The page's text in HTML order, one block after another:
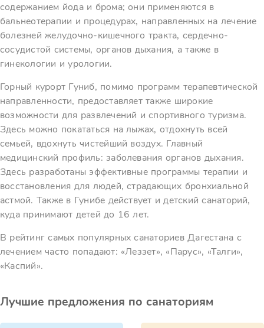
содержанием йода и брома; они применяются в
бальнеотерапии и процедурах, направленных на лечение
болезней желудочно-кишечного тракта, сердечно-
сосудистой системы, органов дыхания, а также в
гинекологии и урологии.
Горный курорт Гуниб, помимо программ терапевтической
направленности, предоставляет также широкие
возможности для развлечений и спортивного туризма.
Здесь можно покататься на лыжах, отдохнуть всей
семьей, вдохнуть чистейший воздух. Главный
медицинский профиль: заболевания органов дыхания.
Здесь разработаны эффективные программы терапии и
восстановления для людей, страдающих бронхиальной
астмой. Также в Гунибе действует и детский санаторий,
куда принимают детей до 16 лет.
В рейтинг самых популярных санаториев Дагестана с
лечением часто попадают: «Леззет», «Парус», «Талги»,
«Каспий».
Лучшие предложения по санаториям